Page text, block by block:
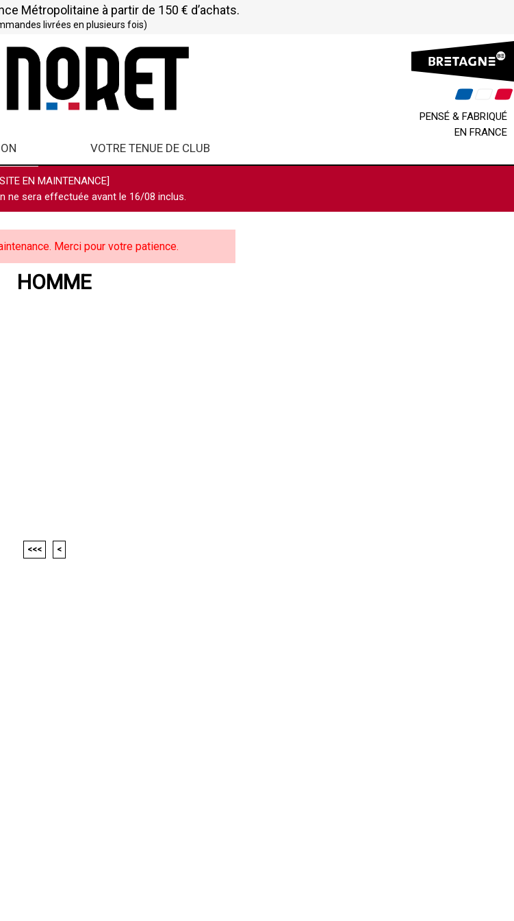
Métropolitaine à partir de 150 € d’achats.
livrées en plusieurs fois)
PENSÉ & FABRIQUÉ
EN FRANCE
VOTRE TENUE DE CLUB
EN MAINTENANCE]
ne sera effectuée avant le 16/08 inclus.
Merci pour votre patience.
HOMME
<<< <